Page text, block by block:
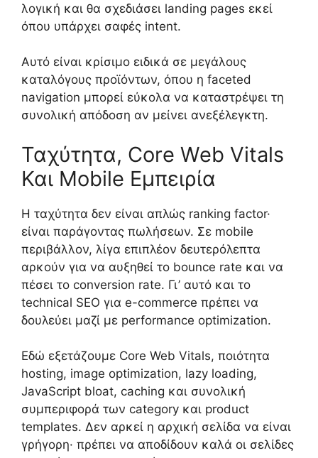
λογική και θα σχεδιάσει landing pages εκεί
όπου υπάρχει σαφές intent.
Αυτό είναι κρίσιμο ειδικά σε μεγάλους
καταλόγους προϊόντων, όπου η faceted
navigation μπορεί εύκολα να καταστρέψει τη
συνολική απόδοση αν μείνει ανεξέλεγκτη.
Ταχύτητα, Core Web Vitals
Και Mobile Εμπειρία
Η ταχύτητα δεν είναι απλώς ranking factor·
είναι παράγοντας πωλήσεων. Σε mobile
περιβάλλον, λίγα επιπλέον δευτερόλεπτα
αρκούν για να αυξηθεί το bounce rate και να
πέσει το conversion rate. Γι’ αυτό και το
technical SEO για e-commerce πρέπει να
δουλεύει μαζί με performance optimization.
Εδώ εξετάζουμε Core Web Vitals, ποιότητα
hosting, image optimization, lazy loading,
JavaScript bloat, caching και συνολική
συμπεριφορά των category και product
templates. Δεν αρκεί η αρχική σελίδα να είναι
γρήγορη· πρέπει να αποδίδουν καλά οι σελίδες